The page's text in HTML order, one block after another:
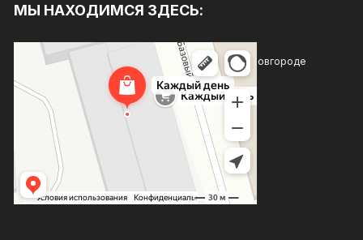
МЫ НАХОДИМСЯ ЗДЕСЬ:
Каждый день
Магазин хозтоваров и бытовой химии в Нижнем Новгороде
Товары для дома в Нижнем Новгороде